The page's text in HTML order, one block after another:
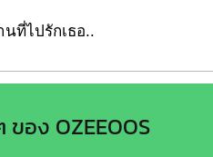
ที่ไปรักเธอ..
อง OZEEOOS